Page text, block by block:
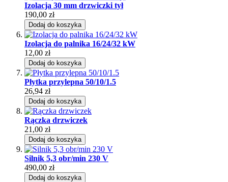
Izolacja 30 mm drzwiczki tył
190,00 zł
Dodaj do koszyka
Izolacja do palnika 16/24/32 kW
12,00 zł
Dodaj do koszyka
Płytka przylepna 50/10/1.5
26,94 zł
Dodaj do koszyka
Rączka drzwiczek
21,00 zł
Dodaj do koszyka
Silnik 5,3 obr/min 230 V
490,00 zł
Dodaj do koszyka